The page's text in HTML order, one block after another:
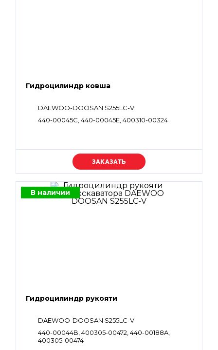
Гидроцилиндр ковша
DAEWOO-DOOSAN S255LC-V
440-00045C, 440-00045E, 400310-00324
Уточняйте цену
В наличии
Гидроцилиндр рукояти
DAEWOO-DOOSAN S255LC-V
440-00044B, 400305-00472, 440-00188A,
400305-00474